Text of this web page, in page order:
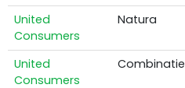
United
Consumers
Natura
United
Consumers
Combinatie